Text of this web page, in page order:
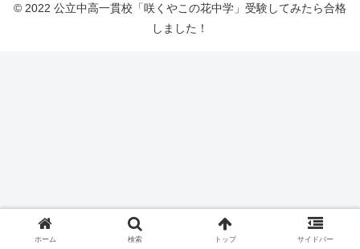
© 2022 公立中高一貫校「咲くやこの花中学」受験してみたら合格
しました！
ホーム 検索 トップ サイドバー